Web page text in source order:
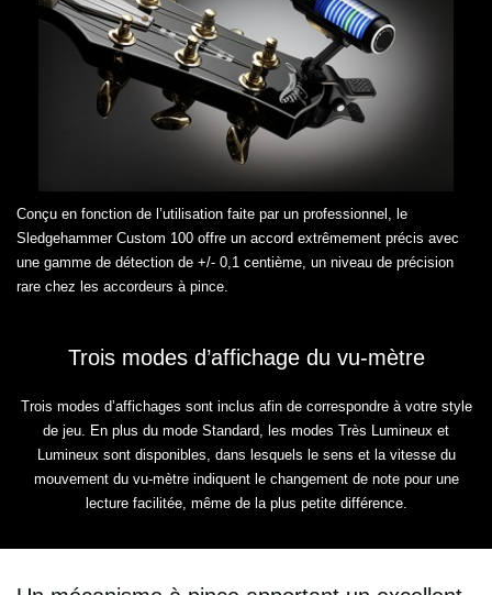
Conçu en fonction de l’utilisation faite par un professionnel, le
Sledgehammer Custom 100 offre un accord extrêmement précis avec
une gamme de détection de +/- 0,1 centième, un niveau de précision
rare chez les accordeurs à pince.
Trois modes d’affichage du vu-mètre
Trois modes d’affichages sont inclus afin de correspondre à votre style
de jeu. En plus du mode Standard, les modes Très Lumineux et
Lumineux sont disponibles, dans lesquels le sens et la vitesse du
mouvement du vu-mètre indiquent le changement de note pour une
lecture facilitée, même de la plus petite différence.